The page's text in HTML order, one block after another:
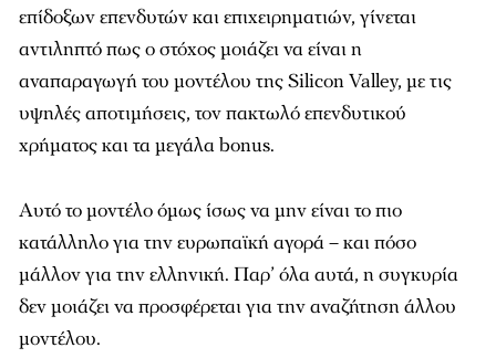
επίδοξων επενδυτών και επιχειρηματιών, γίνεται
αντιληπτό πως ο στόχος μοιάζει να είναι η
αναπαραγωγή του μοντέλου της Silicon Valley, με τις
υψηλές αποτιμήσεις, τον πακτωλό επενδυτικού
χρήματος και τα μεγάλα bonus.
Αυτό το μοντέλο όμως ίσως να μην είναι το πιο
κατάλληλο για την ευρωπαϊκή αγορά – και πόσο
μάλλον για την ελληνική. Παρ’ όλα αυτά, η συγκυρία
δεν μοιάζει να προσφέρεται για την αναζήτηση άλλου
μοντέλου.